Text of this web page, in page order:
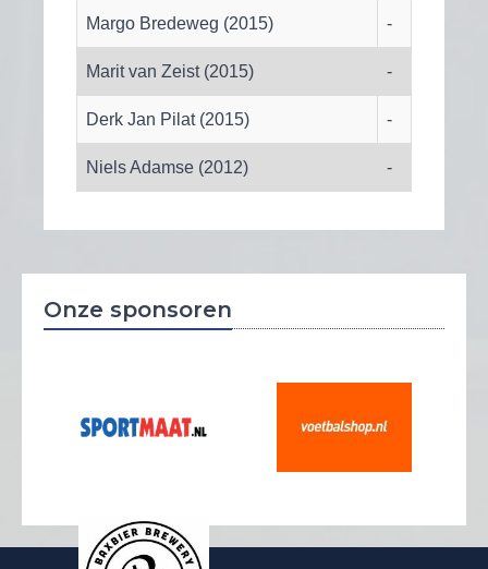
Margo Bredeweg (2015) -
Marit van Zeist (2015) -
Derk Jan Pilat (2015) -
Niels Adamse (2012) -
Onze sponsoren